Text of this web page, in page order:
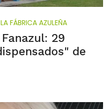
FÁBRICA AZULEÑA
29
de